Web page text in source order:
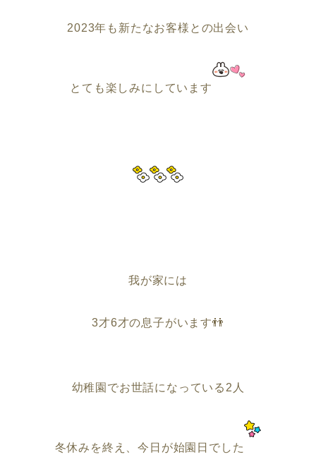
2023年も新たなお客様との出会い
とても楽しみにしています
我が家には
3才6才の息子がいます👬
幼稚園でお世話になっている2人
冬休みを終え、今日が始園日でした